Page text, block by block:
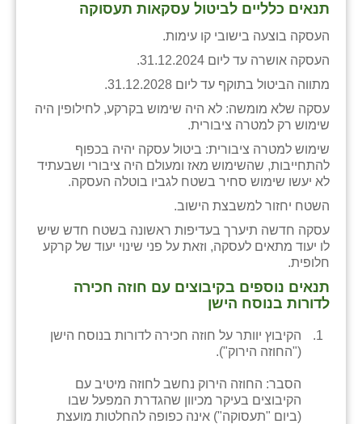
תנאים כלליים לביטול עסקאות תעסוקה
העסקה בוצעה בישובי קו עימות.
העסקה אושרה עד ליום 31.12.2024.
מתווה הביטול בתוקף עד ליום 31.12.2028.
עסקה שלא מומשה: לא היה שימוש בקרקע, לחילופין היה
שימוש רק למטרה ציבורית.
שימוש למטרה ציבורית: ביטול עסקה יהיה בכפוף
להתחייבות, שהשימוש מאז ומעולם היה ציבורי ושבעתיד
לא יעשו שימוש סחיר בשטח לגביו בוטלה העסקה.
השטח יחזור למשבצת הישוב.
עסקה חדשה תיערך בעדיפות ראשונה בשטח חדש שיש
לו יעוד מתאים לעסקה, וזאת על פני שינוי יעוד של קרקע
חלופית.
תנאים נוספים בקיבוצים עם חוזה חכירה
לדורות בנוסח הישן
הקיבוץ יוותר על חוזה חכירה לדורות בנוסח הישן
("החוזה הירוק").
הסבר: החוזה הירוק נחשב לחוזה מיטיב עם
הקיבוצים בעיקר מכיוון שהגדרת המפעל שבו
(ביום "תעסוקה") אינה כפופה להחלטות מועצת
כפר ביאליק
כפר מישר
כפר מע״ש
כפר מרדכי
כפר סבא (אגרא)
כפר שמריהו
מגשימים
מכורה
מנחמיה
נווה אטי״ב